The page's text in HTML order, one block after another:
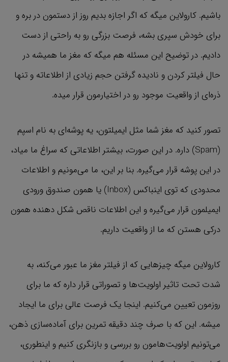
باشیم. کارولاین میگه که اگر اجازه بدیم روز از دستمون در بره و
برای خودش سپری بشه، فرصت بزرگی رو به راحتی از دست
دادیم. در توضیح این مسئله هم میگه که مغز ما همیشه در
حال فیلتر کردن و نادیده گرفتن حجم زیادی از اطلاعاته و تنها
ذره‌ای از واقعیت موجود رو در اختیارمون قرار میده.
تصور کنید که مغز شما مثل ایمیلتون، یه پوشه‌ای به نام اسپم
(Spam) داره. در این صورت، بیشتر اطلاعاتی که سراغ ما میاد،
در این پوشه قرار می‌گیره. بنا بر این، ما می‌مونیم و اطلاعات
محدودی که توی اینباکس (Inbox) یا همون صندوق ورودی
ایمیلمون قرار می‌گیره و این اطلاعات ناقص شکل دهنده همون
درکی هستن که ما از واقعیت داریم.
کارولاین میگه چیزهایی که از فیلتر مغز ما عبور می‌کنه، به
شدت تحت تاثیر اولویت‌ها و تصوراتی قرار داره که ما برای
روزمون تعیین می‌کنیم. اینجا یک فرصت عالی برای ما ایجاد
میشه. این که با صرف چند دقیقه تمرین برای آماده‌سازی ذهن،
می‌تونیم اولویت‌هامون رو بررسی و بازنگری کنیم و اینطوری،